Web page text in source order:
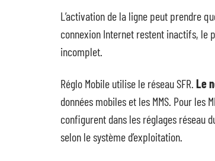
L’activation de la ligne peut prendre
connexion Internet restent inactifs, le
incomplet.
Réglo Mobile utilise le réseau SFR. Le
données mobiles et les MMS. Pour les
configurent dans les réglages réseau
selon le système d’exploitation.